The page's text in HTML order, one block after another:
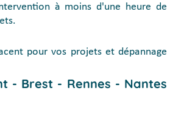
à moins d'une heure de
pour vos projets et dépannage
- Brest - Rennes - Nantes